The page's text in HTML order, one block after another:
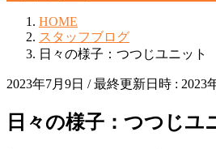
HOME
スタッフブログ
日々の様子：つつじユニット
2023年7月9日 / 最終更新日時 : 2023
日々の様子：つつじユ